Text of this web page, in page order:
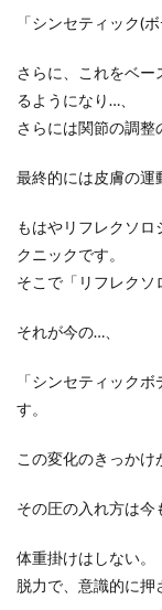
「シンセティック(
さらに、これをベー
るようになり…、
さらには関節の調整
最終的には皮膚の運
もはやリフレクソ
クニックです。
そこで「リフレクソ
それが今の…、
「シンセティック
す。
この変化のきっかけ
その圧の入れ方は今
体重掛けはしない。
脱力で、意識的に押